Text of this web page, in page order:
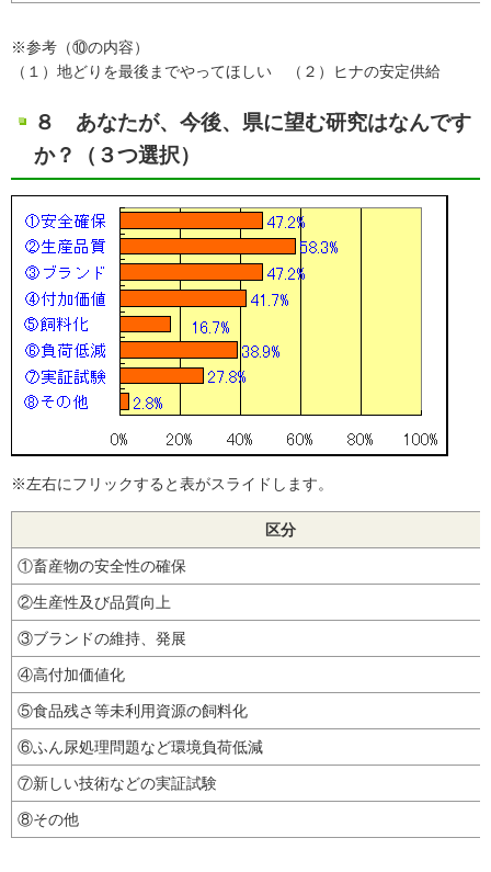
※参考（⑩の内容）
（１）地どりを最後までやってほしい （２）ヒナの安定供給
８ あなたが、今後、県に望む研究はなんです
か？（３つ選択）
※左右にフリックすると表がスライドします。
区分
①畜産物の安全性の確保
②生産性及び品質向上
③ブランドの維持、発展
④高付加価値化
⑤食品残さ等未利用資源の飼料化
⑥ふん尿処理問題など環境負荷低減
⑦新しい技術などの実証試験
⑧その他